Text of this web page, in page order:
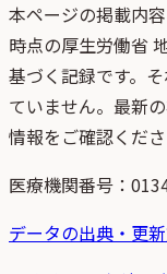
本ページの掲載内容
時点の厚生労働省
基づく記録です。
ていません。最新
情報をご確認くださ
医療機関番号：
データの出典・更